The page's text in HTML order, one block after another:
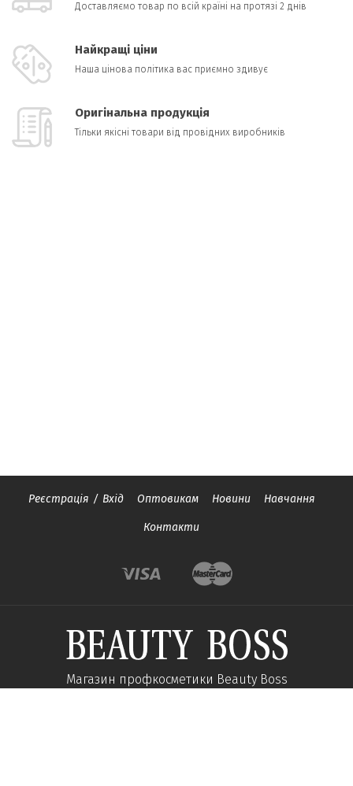
Доставляємо товар по всій країні на протязі 2 днів
Найкращі ціни
Наша цінова політика вас приємно здивує
Оригінальна продукція
Тільки якісні товари від провідних виробників
Реєстрація / Вхід Оптовикам Новини Навчання
Контакти
Магазин профкосметики Beauty Boss